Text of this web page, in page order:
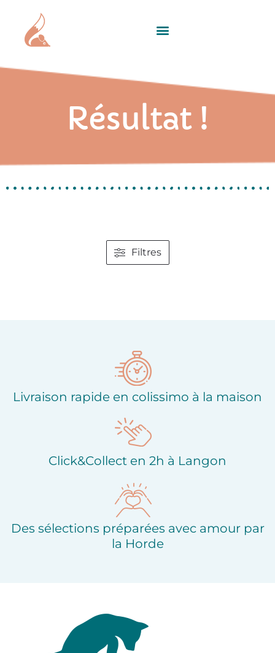
Résultat !
Filtres
Livraison rapide en colissimo à la maison
Click&Collect en 2h à Langon
Des sélections préparées avec amour par
la Horde